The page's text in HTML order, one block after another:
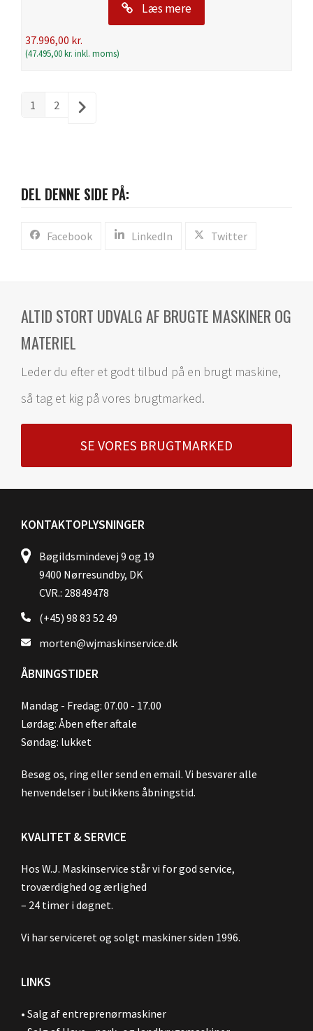
Læs mere
37.996,00 kr.
(47.495,00kr. inkl. moms)
1 2
DEL DENNE SIDE PÅ:
Facebook LinkedIn Twitter
ALTID STORT UDVALG AF BRUGTE MASKINER OG
MATERIEL
Leder du efter et godt tilbud på en brugt maskine,
så tag et kig på vores brugtmarked.
SE VORES BRUGTMARKED
KONTAKTOPLYSNINGER
Bøgildsmindevej 9 og 19
9400 Nørresundby, DK
CVR.: 28849478
(+45) 98 83 52 49
morten@wjmaskinservice.dk
ÅBNINGSTIDER
Mandag - Fredag: 07.00 - 17.00
Lørdag: Åben efter aftale
Søndag: lukket
Besøg os, ring eller send en email. Vi besvarer alle
henvendelser i butikkens åbningstid.
KVALITET & SERVICE
Hos W.J. Maskinservice står vi for god service,
troværdighed og ærlighed
– 24 timer i døgnet.
Vi har serviceret og solgt maskiner siden 1996.
LINKS
• Salg af entreprenørmaskiner